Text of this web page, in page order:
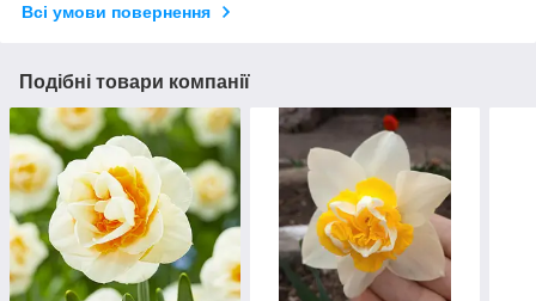
Всі умови повернення
Подібні товари компанії